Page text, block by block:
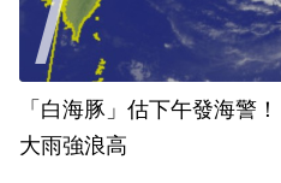
「白海豚」估下午發海警
大雨強浪高